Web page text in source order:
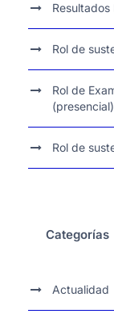
Rol de
Rol de
(presencial)
Rol de
Categorías
Actualidad